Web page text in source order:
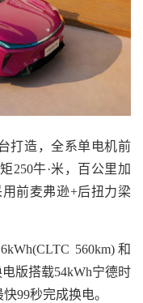
造，全系单电机前
250牛·米，百公里加
用前麦弗逊+后扭力梁
560km)和
版搭载54kWh宁德时
99秒完成换电。